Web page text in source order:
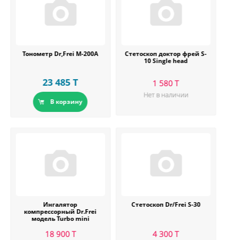
Тонометр Dr,Frei M-200A
23 485 T
В корзину
Стетоскоп доктор фрей S-
10 Single head
1 580 T
Нет в наличии
Ингалятор
компрессорный Dr.Frei
модель Turbo mini
18 900 T
Стетоскоп Dr/Frei S-30
4 300 T